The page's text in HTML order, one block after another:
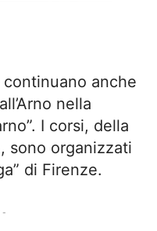
anche
nella
I corsi, della
sono organizzati
di Firenze.
-